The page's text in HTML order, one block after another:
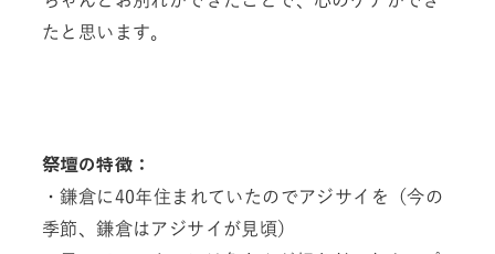
たと思います。
祭壇の特徴：
・鎌倉に40年住まれていたのでアジサイを（今の
季節、鎌倉はアジサイが見頃）